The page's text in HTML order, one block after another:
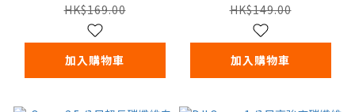
HK$169.00
加入購物車
HK$149.00
加入購物車